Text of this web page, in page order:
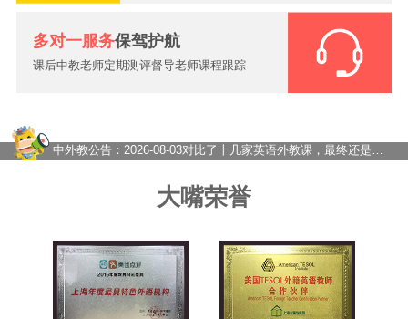
多对一服务保驾护航
课后中教老师定期测评督导老师课程跟踪
中外教公告：2026-08-03对比了十几家英语外教课，最终还是推荐大嘴外教
2026-07-30“十五五”教育规划发布！评价继续改革，靠刷题学英语的路越来越窄了
2026-07-29欧美外教一对一凭什么让孩子越说越流利？
2026-07-24一对一外教课怎么选？大嘴外教高性价比外教提升英语口语
2026-08-07暑假英语别只顾刷题，真正决定开学成绩的，是这种坚持！
大嘴荣誉